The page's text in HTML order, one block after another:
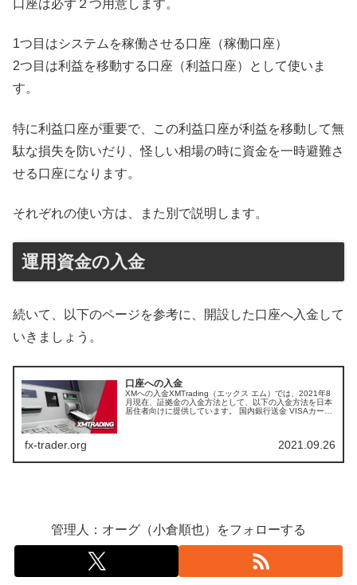
口座は必ず２つ用意します。
1つ目はシステムを稼働させる口座（稼働口座）
2つ目は利益を移動する口座（利益口座）として使いま
す。
特に利益口座が重要で、この利益口座が利益を移動して無
駄な損失を防いだり、怪しい相場の時に資金を一時避難さ
せる口座になります。
それぞれの使い方は、また別で説明します。
運用資金の入金
続いて、以下のページを参考に、開設した口座へ入金して
いきましょう。
口座への入金
XMへの入金XMTrading（エックス エム）では、2021年8
月現在、証拠金の入金方法として、以下の入金方法を日本
居住者向けに提供しています。 国内銀行送金 VISAカード
fx-trader.org 2021.09.26
管理人：オーグ（小倉順也）をフォローする